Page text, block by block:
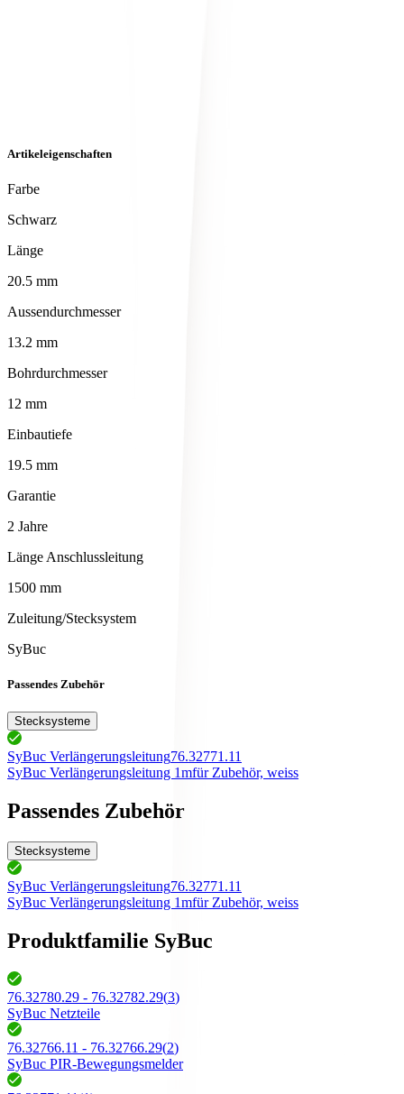
Artikeleigenschaften
Farbe
Schwarz
Länge
20.5 mm
Aussendurchmesser
13.2 mm
Bohrdurchmesser
12 mm
Einbautiefe
19.5 mm
Garantie
2 Jahre
Länge Anschlussleitung
1500 mm
Zuleitung/Stecksystem
SyBuc
Passendes Zubehör
Stecksysteme
SyBuc Verlängerungsleitung76.32771.11
SyBuc Verlängerungsleitung 1mfür Zubehör, weiss
Passendes Zubehör
Stecksysteme
SyBuc Verlängerungsleitung76.32771.11
SyBuc Verlängerungsleitung 1mfür Zubehör, weiss
Produktfamilie SyBuc
76.32780.29 - 76.32782.29(3)
SyBuc Netzteile
76.32766.11 - 76.32766.29(2)
SyBuc PIR-Bewegungsmelder